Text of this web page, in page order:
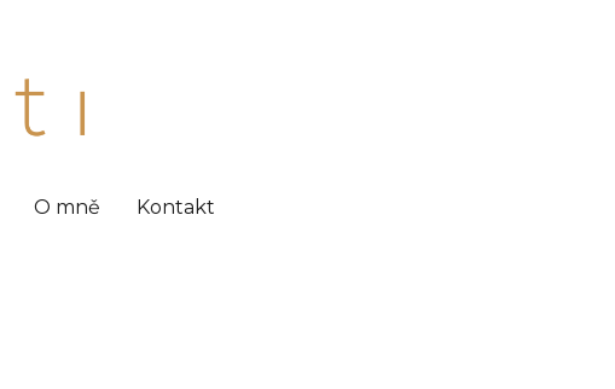
O mně Kontakt